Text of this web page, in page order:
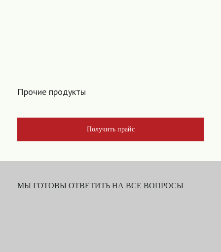
Прочие продукты
Получить прайс
МЫ ГОТОВЫ ОТВЕТИТЬ НА ВСЕ ВОПРОСЫ